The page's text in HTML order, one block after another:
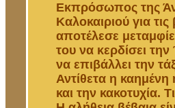
Εκπρόσωπος της
Καλοκαιριού για
αποτέλεσε
του να κερδίσει
να επιβάλλει την
Αντίθετα η καημένη
και την κακοτυχία.